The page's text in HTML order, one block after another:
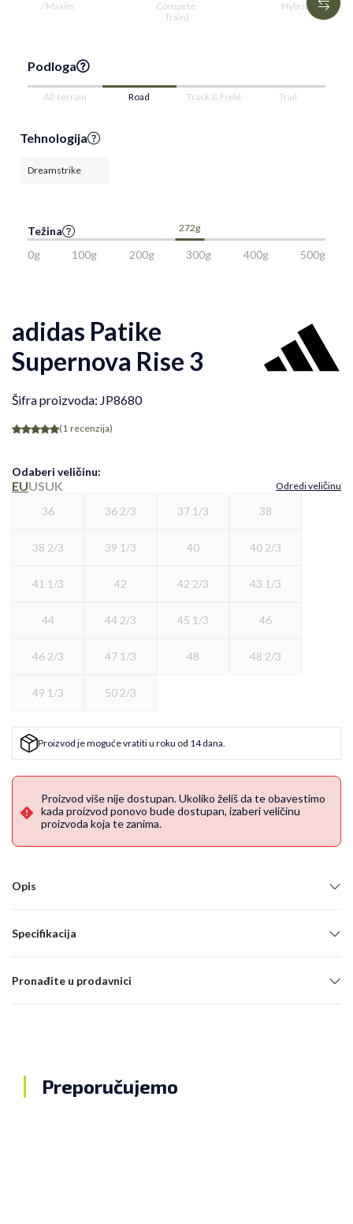
/ Maxim
Compete,
Train)
Hybrid
Podloga
All-terrain Road Track & Field Trail
Tehnologija
Dreamstrike
Težina 272g
0g 100g 200g 300g 400g 500g
adidas Patike
Supernova Rise 3
Šifra proizvoda: JP8680
(1 recenzija)
Odaberi veličinu:
EUUSUK Odredi veličinu
36 36 2/3 37 1/3 38
38 2/3 39 1/3 40 40 2/3
41 1/3 42 42 2/3 43 1/3
44 44 2/3 45 1/3 46
46 2/3 47 1/3 48 48 2/3
49 1/3 50 2/3
Proizvod je moguće vratiti u roku od 14 dana.
Proizvod više nije dostupan. Ukoliko želiš da te obavestimo
kada proizvod ponovo bude dostupan, izaberi veličinu
proizvoda koja te zanima.
Opis
Specifikacija
Pronađite u prodavnici
Preporučujemo